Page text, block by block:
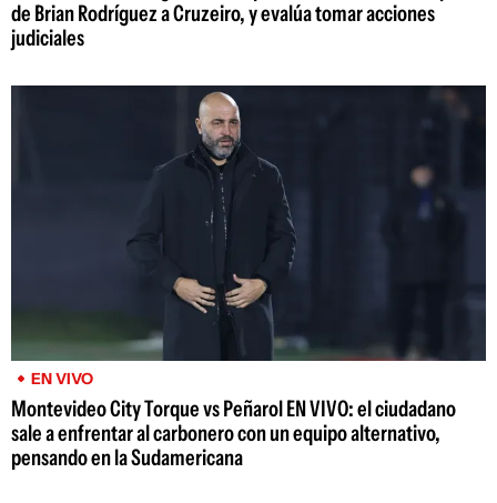
de Brian Rodríguez a Cruzeiro, y evalúa tomar acciones
judiciales
EN VIVO
Montevideo City Torque vs Peñarol EN VIVO: el ciudadano
sale a enfrentar al carbonero con un equipo alternativo,
pensando en la Sudamericana